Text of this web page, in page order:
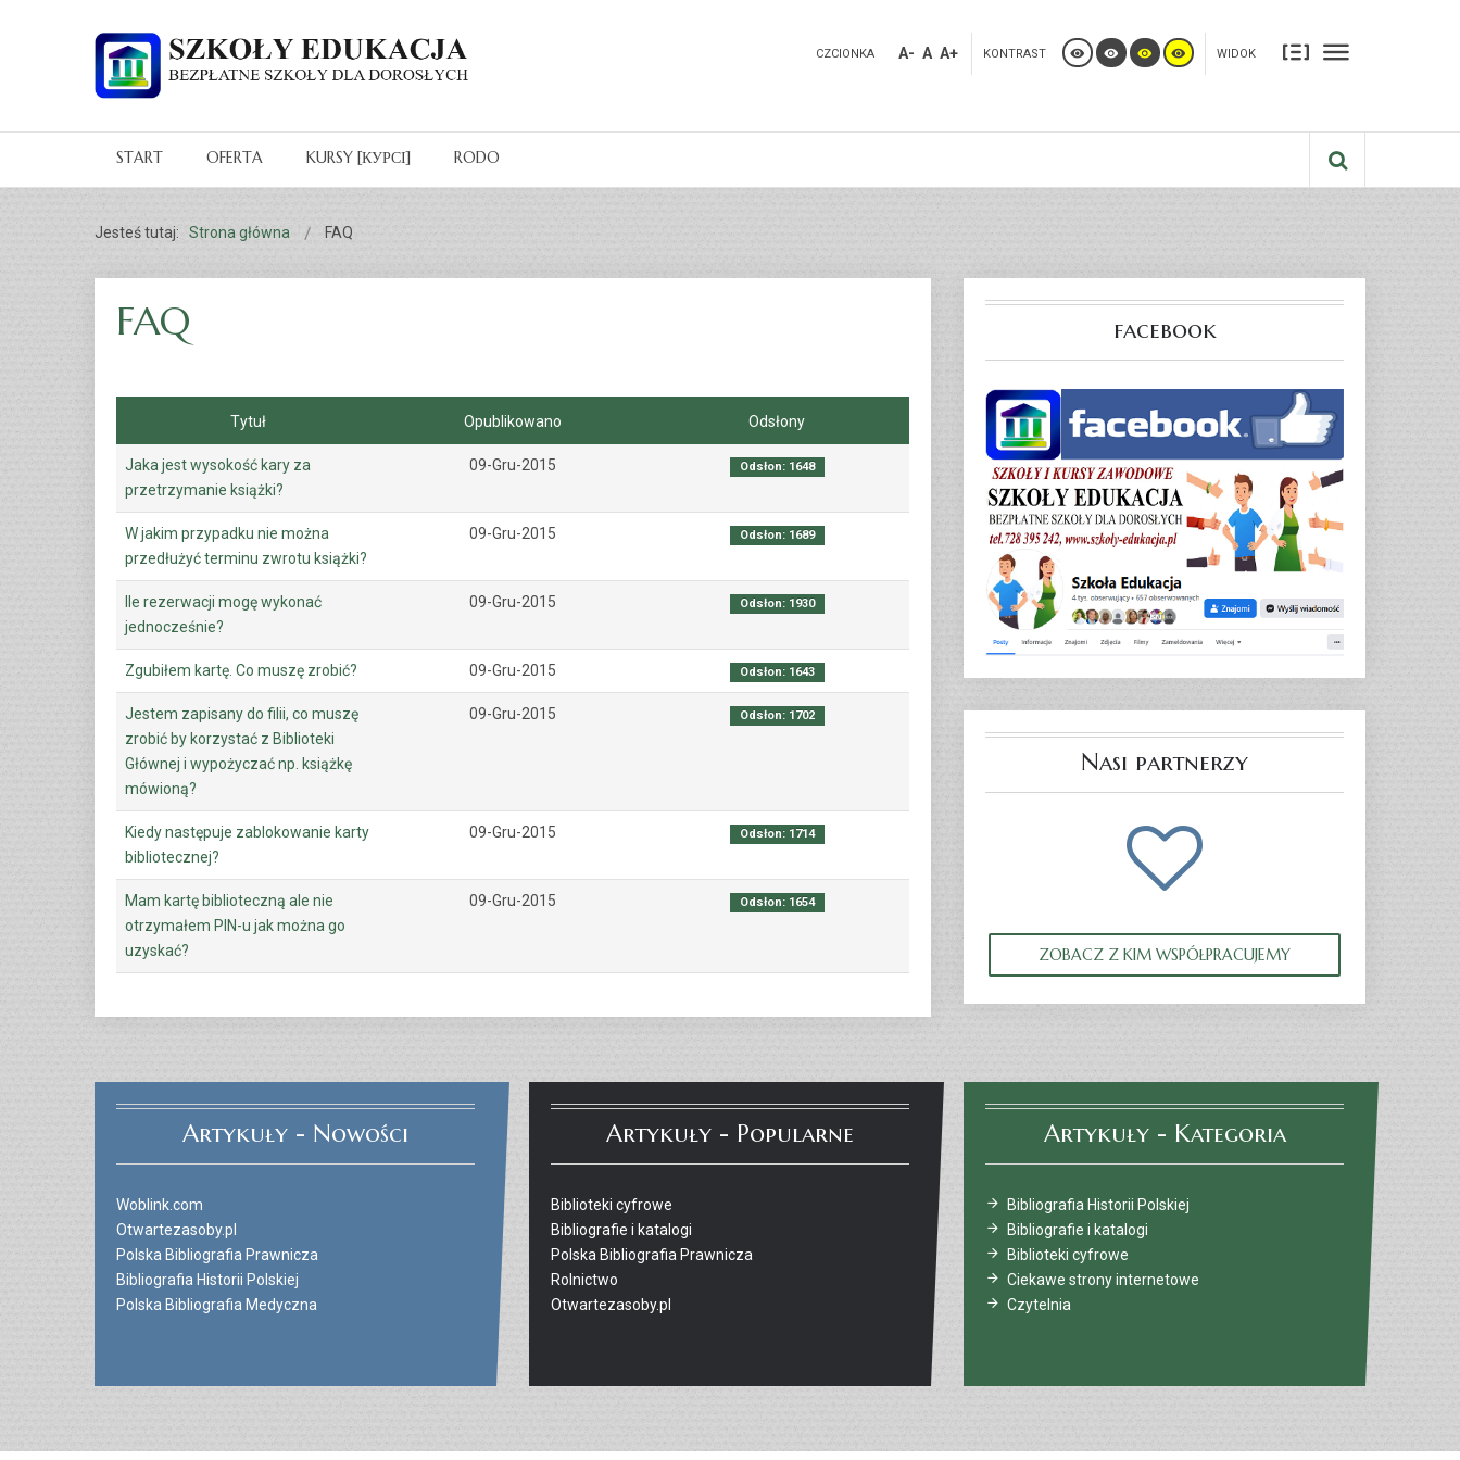
CZCIONKA A- A A+ KONTRAST WIDOK
START OFERTA KURSY [КУРСІ] RODO
Jesteś tutaj: Strona główna FAQ
FAQ
Tytuł Opublikowano Odsłony
Jaka jest wysokość kary za
przetrzymanie książki?
09-Gru-2015 Odsłon: 1648
W jakim przypadku nie można
przedłużyć terminu zwrotu książki?
09-Gru-2015 Odsłon: 1689
Ile rezerwacji mogę wykonać
jednocześnie?
09-Gru-2015 Odsłon: 1930
Zgubiłem kartę. Co muszę zrobić? 09-Gru-2015 Odsłon: 1643
Jestem zapisany do filii, co muszę
zrobić by korzystać z Biblioteki
Głównej i wypożyczać np. książkę
mówioną?
09-Gru-2015 Odsłon: 1702
Kiedy następuje zablokowanie karty
bibliotecznej?
09-Gru-2015 Odsłon: 1714
Mam kartę biblioteczną ale nie
otrzymałem PIN-u jak można go
uzyskać?
09-Gru-2015 Odsłon: 1654
facebook
Nasi partnerzy
ZOBACZ Z KIM WSPÓŁPRACUJEMY
Artykuły - Nowości
Woblink.com
Otwartezasoby.pl
Polska Bibliografia Prawnicza
Bibliografia Historii Polskiej
Polska Bibliografia Medyczna
Artykuły - Popularne
Biblioteki cyfrowe
Bibliografie i katalogi
Polska Bibliografia Prawnicza
Rolnictwo
Otwartezasoby.pl
Artykuły - Kategoria
Bibliografia Historii Polskiej
Bibliografie i katalogi
Biblioteki cyfrowe
Ciekawe strony internetowe
Czytelnia